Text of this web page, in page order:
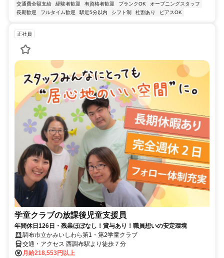
交通費全額支給
経験者歓迎 有資格者歓迎 ブランクOK
オープニングスタッフ
長期歓迎
フルタイム歓迎 駅近5分以内 シフト制 社割あり ピアスOK
正社員
学童クラブの放課後児童支援員
年間休日126日・残業ほぼなし！賞与あり！職員想いの安定環境
調布市立かみいしわら第1・第2学童クラブ
交通・アクセス 西調布駅より徒歩７分
月給218,553円以上